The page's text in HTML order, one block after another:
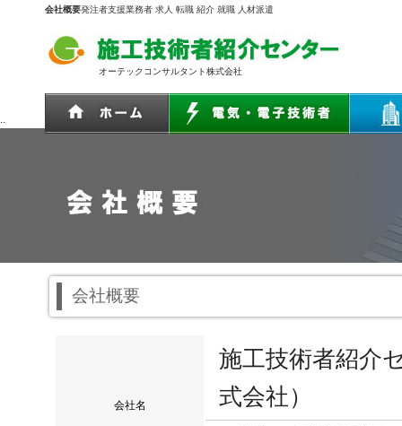
会社概要発注者支援業務者 求人 転職 紹介 就職 人材派遣
オーテックコンサルタント株式会社
..
会社概要
会社名
施工技術者紹介
式会社）